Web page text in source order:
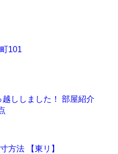
101
越ししました！ 部屋紹介
方法 【東リ】